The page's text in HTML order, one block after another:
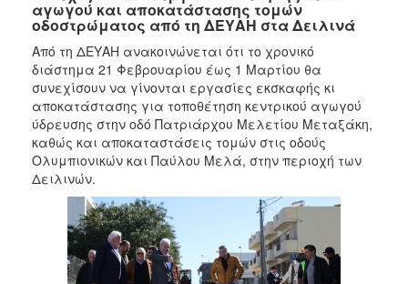
2022
2021
2020
2019
2018
2017
2016
2015
2013
2012
αγωγού και αποκατάστασης τομών
οδοστρώματος από τη ΔΕΥΑΗ στα Δειλινά
Από τη ΔΕΥΑΗ ανακοινώνεται ότι το χρονικό
διάστημα 21 Φεβρουαρίου έως 1 Μαρτίου θα
συνεχίσουν να γίνονται εργασίες εκσκαφής κι
αποκατάστασης για τοποθέτηση κεντρικού αγωγού
ύδρευσης στην οδό Πατριάρχου Μελετίου Μεταξάκη,
καθώς και αποκαταστάσεις τομών στις οδούς
Ολυμπιονικών και Παύλου Μελά, στην περιοχή των
Δειλινών.